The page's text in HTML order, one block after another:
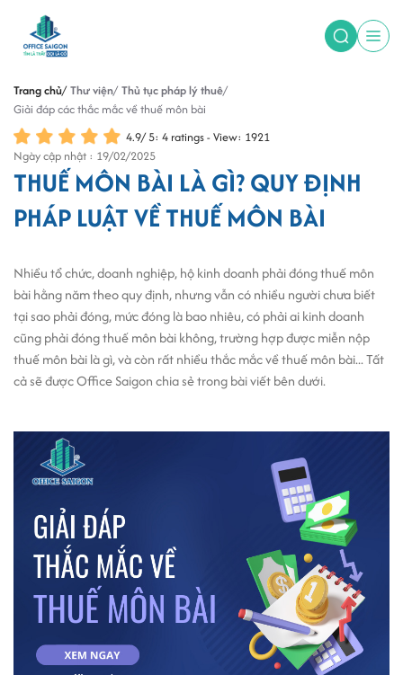
Trang chủ Thư viện Thủ tục pháp lý thuê
Giải đáp các thắc mắc về thuế môn bài
4.9/5: 4 ratings - View: 1921
Ngày cập nhật : 19/02/2025
THUẾ MÔN BÀI LÀ GÌ? QUY ĐỊNH
PHÁP LUẬT VỀ THUẾ MÔN BÀI
Nhiều tổ chức, doanh nghiệp, hộ kinh doanh phải đóng thuế môn
bài hằng năm theo quy định, nhưng vẫn có nhiều người chưa biết
tại sao phải đóng, mức đóng là bao nhiêu, có phải ai kinh doanh
cũng phải đóng thuế môn bài không, trường hợp được miễn nộp
thuế môn bài là gì, và còn rất nhiều thắc mắc về thuế môn bài... Tất
cả sẽ được Office Saigon chia sẻ trong bài viết bên dưới.